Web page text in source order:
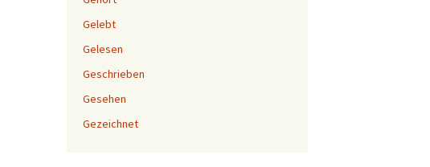
Gelebt
Gelesen
Geschrieben
Gesehen
Gezeichnet